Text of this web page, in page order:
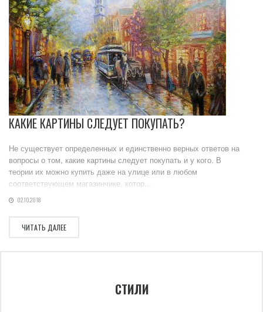
КАКИЕ КАРТИНЫ СЛЕДУЕТ ПОКУПАТЬ?
Не существует определенных и единственно верных ответов на
вопросы о том, какие картины следует покупать и у кого. В
теории их можно купить даже на улице или в любом
соответствующем магазинчике, котор...
02.10.2018
ЧИТАТЬ ДАЛЕЕ
СТИЛИ